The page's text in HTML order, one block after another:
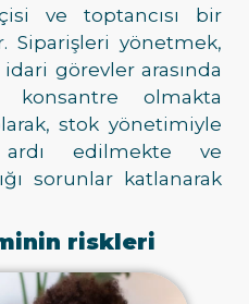
ve toptancısı bir
Siparişleri yönetmek,
görevler arasında
konsantre olmakta
stok yönetimiyle
edilmekte ve
sorunlar katlanarak
riskleri